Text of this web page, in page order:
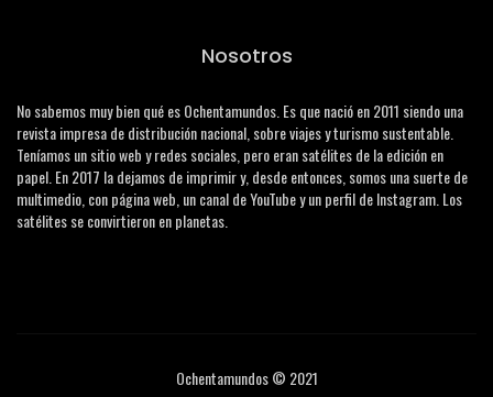
Nosotros
No sabemos muy bien qué es Ochentamundos. Es que nació en 2011 siendo una
revista impresa de distribución nacional, sobre viajes y turismo sustentable.
Teníamos un sitio web y redes sociales, pero eran satélites de la edición en
papel. En 2017 la dejamos de imprimir y, desde entonces, somos una suerte de
multimedio, con página web, un canal de YouTube y un perfil de Instagram. Los
satélites se convirtieron en planetas.
Ochentamundos © 2021